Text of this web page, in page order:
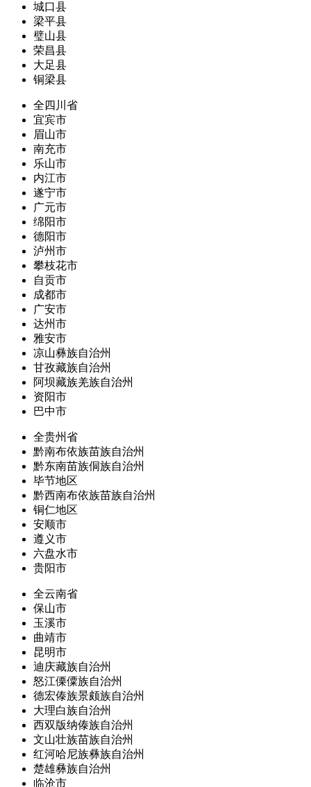
城口县
梁平县
璧山县
荣昌县
大足县
铜梁县
全四川省
宜宾市
眉山市
南充市
乐山市
内江市
遂宁市
广元市
绵阳市
德阳市
泸州市
攀枝花市
自贡市
成都市
广安市
达州市
雅安市
凉山彝族自治州
甘孜藏族自治州
阿坝藏族羌族自治州
资阳市
巴中市
全贵州省
黔南布依族苗族自治州
黔东南苗族侗族自治州
毕节地区
黔西南布依族苗族自治州
铜仁地区
安顺市
遵义市
六盘水市
贵阳市
全云南省
保山市
玉溪市
曲靖市
昆明市
迪庆藏族自治州
怒江傈僳族自治州
德宏傣族景颇族自治州
大理白族自治州
西双版纳傣族自治州
文山壮族苗族自治州
红河哈尼族彝族自治州
楚雄彝族自治州
临沧市